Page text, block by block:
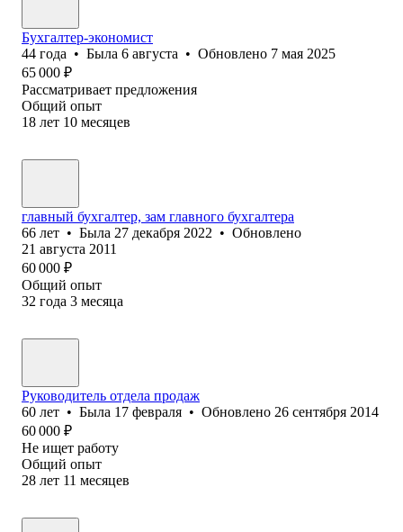
Бухгалтер-экономист
44 года • Была 6 августа • Обновлено 7 мая 2025
65 000 ₽
Рассматривает предложения
Общий опыт
18 лет 10 месяцев
главный бухгалтер, зам главного бухгалтера
66 лет • Была 27 декабря 2022 • Обновлено
21 августа 2011
60 000 ₽
Общий опыт
32 года 3 месяца
Руководитель отдела продаж
60 лет • Была 17 февраля • Обновлено 26 сентября 2014
60 000 ₽
Не ищет работу
Общий опыт
28 лет 11 месяцев